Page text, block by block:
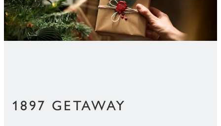
1897 GETAWAY